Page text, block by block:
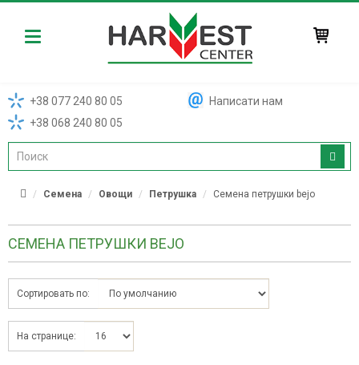
Harvest
+38 077 240 80 05
+38 068 240 80 05
Написати нам
Семена Овощи Петрушка Семена петрушки bejo
СЕМЕНА ПЕТРУШКИ BEJO
Сортировать по:
На странице: